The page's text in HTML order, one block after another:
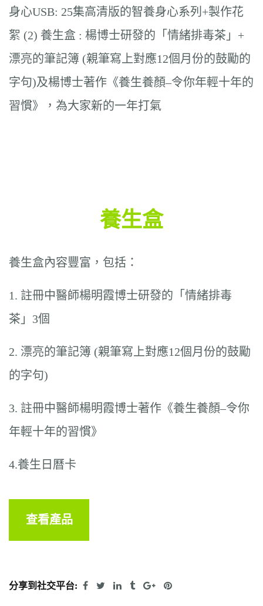
身心USB: 25集高清版的智養身心系列+製作花
絮 (2) 養生盒 : 楊博士研發的「情緒排毒茶」+
漂亮的筆記簿 (親筆寫上對應12個月份的鼓勵的
字句)及楊博士著作《養生養顏–令你年輕十年的
習慣》，為大家新的一年打氣
養生盒
養生盒內容豐富，包括：
1. 註冊中醫師楊明霞博士研發的「情緒排毒
茶」3個
2. 漂亮的筆記簿 (親筆寫上對應12個月份的鼓勵
的字句)
3. 註冊中醫師楊明霞博士著作《養生養顏–令你
年輕十年的習慣》
4.養生日曆卡
查看產品
分享到社交平台: